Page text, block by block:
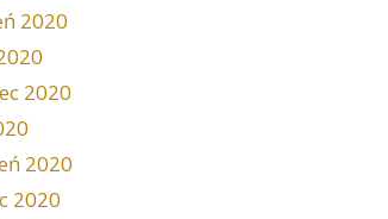
2020
2020
2020
2020